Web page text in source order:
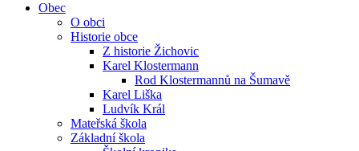
Obec
O obci
Historie obce
Z historie Žichovic
Karel Klostermann
Rod Klostermannů na Šumavě
Karel Liška
Ludvík Král
Mateřská škola
Základní škola